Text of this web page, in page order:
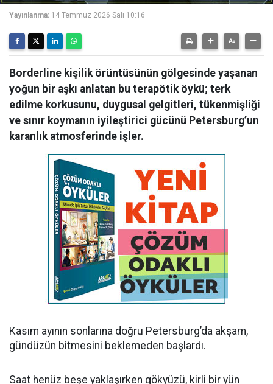
Yayınlanma: 14 Temmuz 2026 Salı 10:16
Borderline kişilik örüntüsünün gölgesinde yaşanan
yoğun bir aşkı anlatan bu terapötik öykü; terk
edilme korkusunu, duygusal gelgitleri, tükenmişliği
ve sınır koymanın iyileştirici gücünü Petersburg’un
karanlık atmosferinde işler.
Kasım ayının sonlarına doğru Petersburg’da akşam,
gündüzün bitmesini beklemeden başlardı.
Saat henüz beşe yaklaşırken gökyüzü, kirli bir yün